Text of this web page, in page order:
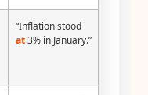
“Inflation stood
at3% in January.”